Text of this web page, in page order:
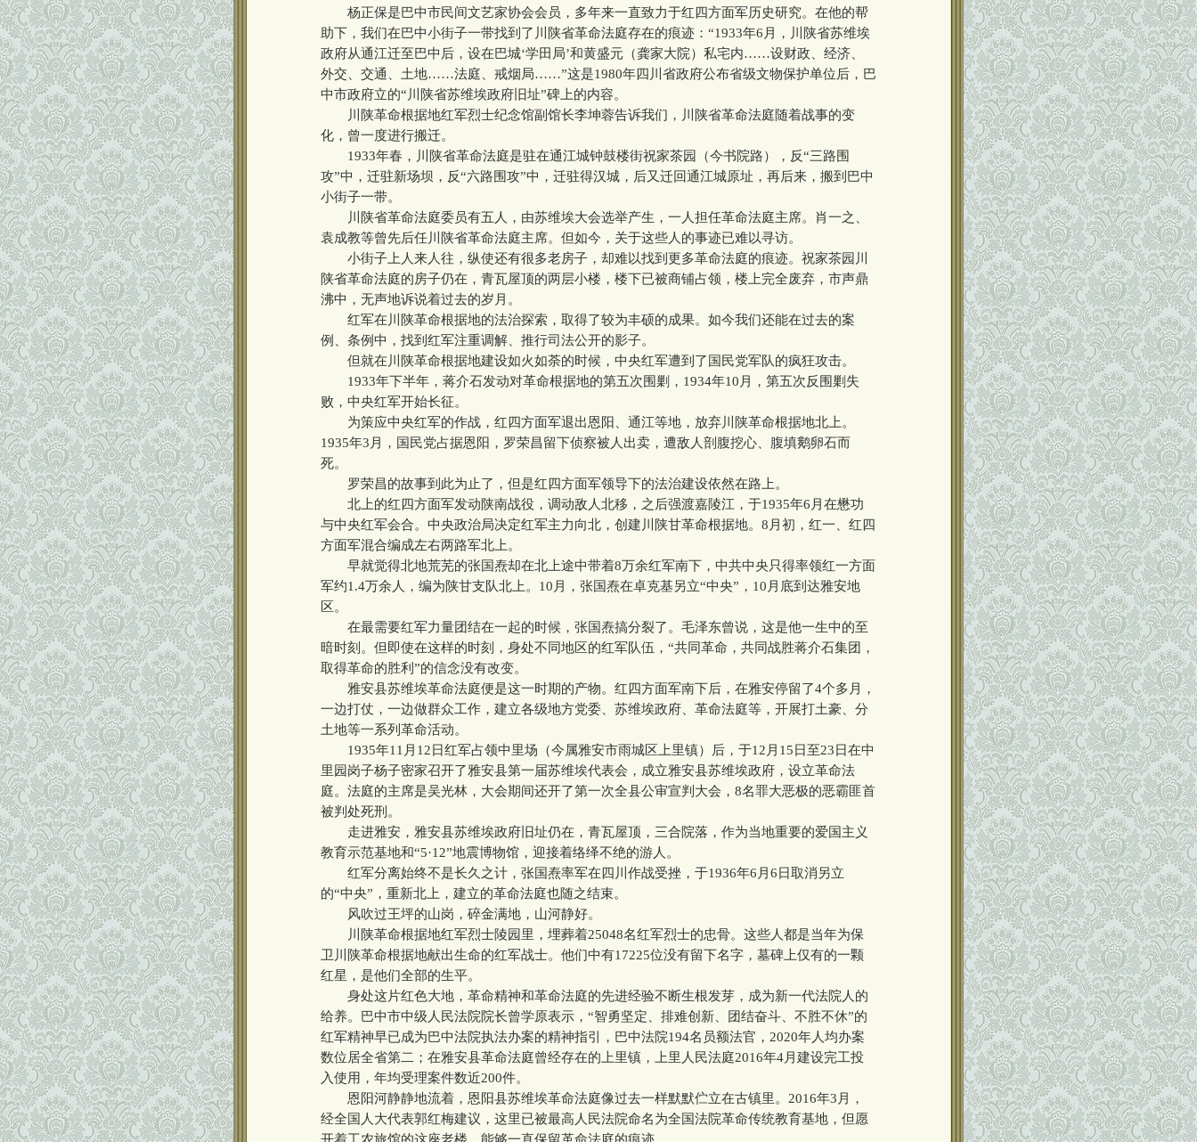
杨正保是巴中市民间文艺家协会会员，多年来一直致力于红四方面军历史研究。在他的帮
助下，我们在巴中小街子一带找到了川陕省革命法庭存在的痕迹：“1933年6月，川陕省苏维埃
政府从通江迁至巴中后，设在巴城‘学田局’和黄盛元（龚家大院）私宅内……设财政、经济、
外交、交通、土地……法庭、戒烟局……”这是1980年四川省政府公布省级文物保护单位后，巴
中市政府立的“川陕省苏维埃政府旧址”碑上的内容。
川陕革命根据地红军烈士纪念馆副馆长李坤蓉告诉我们，川陕省革命法庭随着战事的变
化，曾一度进行搬迁。
1933年春，川陕省革命法庭是驻在通江城钟鼓楼街祝家茶园（今书院路），反“三路围
攻”中，迁驻新场坝，反“六路围攻”中，迁驻得汉城，后又迁回通江城原址，再后来，搬到巴中
小街子一带。
川陕省革命法庭委员有五人，由苏维埃大会选举产生，一人担任革命法庭主席。肖一之、
袁成教等曾先后任川陕省革命法庭主席。但如今，关于这些人的事迹已难以寻访。
小街子上人来人往，纵使还有很多老房子，却难以找到更多革命法庭的痕迹。祝家茶园川
陕省革命法庭的房子仍在，青瓦屋顶的两层小楼，楼下已被商铺占领，楼上完全废弃，市声鼎
沸中，无声地诉说着过去的岁月。
红军在川陕革命根据地的法治探索，取得了较为丰硕的成果。如今我们还能在过去的案
例、条例中，找到红军注重调解、推行司法公开的影子。
但就在川陕革命根据地建设如火如荼的时候，中央红军遭到了国民党军队的疯狂攻击。
1933年下半年，蒋介石发动对革命根据地的第五次围剿，1934年10月，第五次反围剿失
败，中央红军开始长征。
为策应中央红军的作战，红四方面军退出恩阳、通江等地，放弃川陕革命根据地北上。
1935年3月，国民党占据恩阳，罗荣昌留下侦察被人出卖，遭敌人剖腹挖心、腹填鹅卵石而
死。
罗荣昌的故事到此为止了，但是红四方面军领导下的法治建设依然在路上。
北上的红四方面军发动陕南战役，调动敌人北移，之后强渡嘉陵江，于1935年6月在懋功
与中央红军会合。中央政治局决定红军主力向北，创建川陕甘革命根据地。8月初，红一、红四
方面军混合编成左右两路军北上。
早就觉得北地荒芜的张国焘却在北上途中带着8万余红军南下，中共中央只得率领红一方面
军约1.4万余人，编为陕甘支队北上。10月，张国焘在卓克基另立“中央”，10月底到达雅安地
区。
在最需要红军力量团结在一起的时候，张国焘搞分裂了。毛泽东曾说，这是他一生中的至
暗时刻。但即使在这样的时刻，身处不同地区的红军队伍，“共同革命，共同战胜蒋介石集团，
取得革命的胜利”的信念没有改变。
雅安县苏维埃革命法庭便是这一时期的产物。红四方面军南下后，在雅安停留了4个多月，
一边打仗，一边做群众工作，建立各级地方党委、苏维埃政府、革命法庭等，开展打土豪、分
土地等一系列革命活动。
1935年11月12日红军占领中里场（今属雅安市雨城区上里镇）后，于12月15日至23日在中
里园岗子杨子密家召开了雅安县第一届苏维埃代表会，成立雅安县苏维埃政府，设立革命法
庭。法庭的主席是吴光林，大会期间还开了第一次全县公审宣判大会，8名罪大恶极的恶霸匪首
被判处死刑。
走进雅安，雅安县苏维埃政府旧址仍在，青瓦屋顶，三合院落，作为当地重要的爱国主义
教育示范基地和“5·12”地震博物馆，迎接着络绎不绝的游人。
红军分离始终不是长久之计，张国焘率军在四川作战受挫，于1936年6月6日取消另立
的“中央”，重新北上，建立的革命法庭也随之结束。
风吹过王坪的山岗，碎金满地，山河静好。
川陕革命根据地红军烈士陵园里，埋葬着25048名红军烈士的忠骨。这些人都是当年为保
卫川陕革命根据地献出生命的红军战士。他们中有17225位没有留下名字，墓碑上仅有的一颗
红星，是他们全部的生平。
身处这片红色大地，革命精神和革命法庭的先进经验不断生根发芽，成为新一代法院人的
给养。巴中市中级人民法院院长曾学原表示，“智勇坚定、排难创新、团结奋斗、不胜不休”的
红军精神早已成为巴中法院执法办案的精神指引，巴中法院194名员额法官，2020年人均办案
数位居全省第二；在雅安县革命法庭曾经存在的上里镇，上里人民法庭2016年4月建设完工投
入使用，年均受理案件数近200件。
恩阳河静静地流着，恩阳县苏维埃革命法庭像过去一样默默伫立在古镇里。2016年3月，
经全国人大代表郭红梅建议，这里已被最高人民法院命名为全国法院革命传统教育基地，但愿
开着工农旅馆的这座老楼，能够一直保留革命法庭的痕迹。